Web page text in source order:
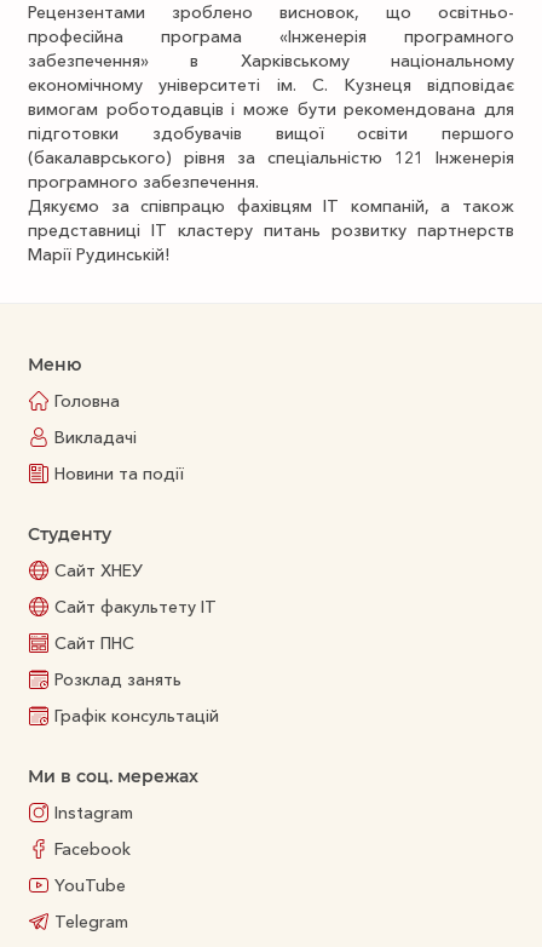
Рецензентами зроблено висновок, що освітньо-
професійна програма «Інженерія програмного
забезпечення» в Харківському національному
економічному університеті ім. С. Кузнеця відповідає
вимогам роботодавців і може бути рекомендована для
підготовки здобувачів вищої освіти першого
(бакалаврського) рівня за спеціальністю 121 Інженерія
програмного забезпечення.
Дякуємо за співпрацю фахівцям ІТ компаній, а також
представниці ІТ кластеру питань розвитку партнерств
Марії Рудинській!
Меню
Головна
Викладачі
Новини та події
Студенту
Сайт ХНЕУ
Сайт факультету ІТ
Сайт ПНС
Розклад занять
Графік консультацій
Ми в соц. мережах
Instagram
Facebook
YouTube
Telegram